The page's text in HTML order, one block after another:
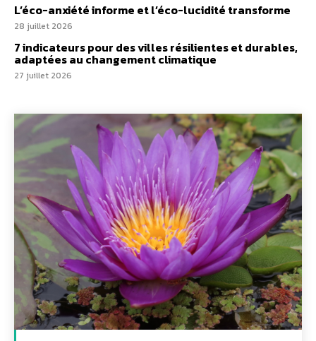
L’éco-anxiété informe et l’éco-lucidité transforme
28 juillet 2026
7 indicateurs pour des villes résilientes et durables,
adaptées au changement climatique
27 juillet 2026